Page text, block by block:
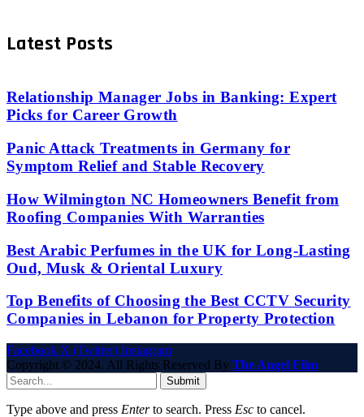
Latest Posts
Relationship Manager Jobs in Banking: Expert
Picks for Career Growth
Panic Attack Treatments in Germany for
Symptom Relief and Stable Recovery
How Wilmington NC Homeowners Benefit from
Roofing Companies With Warranties
Best Arabic Perfumes in the UK for Long-Lasting
Oud, Musk & Oriental Luxury
Top Benefits of Choosing the Best CCTV Security
Companies in Lebanon for Property Protection
Facebook X (Twitter) Instagram
Copyright © 2024. All Rights Reserved By The Angel Film
Submit
Type above and press Enterto search. Press Esc to cancel.